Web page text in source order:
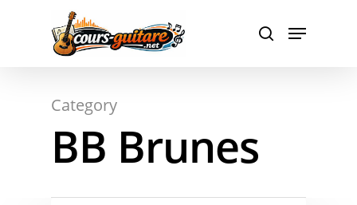
Category
BB Brunes